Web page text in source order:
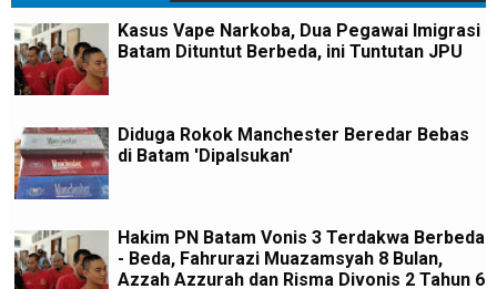
Kasus Vape Narkoba, Dua Pegawai Imigrasi
Batam Dituntut Berbeda, ini Tuntutan JPU
Diduga Rokok Manchester Beredar Bebas
di Batam 'Dipalsukan'
Hakim PN Batam Vonis 3 Terdakwa Berbeda
- Beda, Fahrurazi Muazamsyah 8 Bulan,
Azzah Azzurah dan Risma Divonis 2 Tahun 6